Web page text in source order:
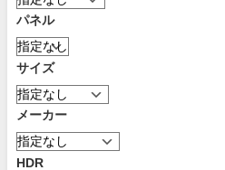
パネル
サイズ
メーカー
HDR